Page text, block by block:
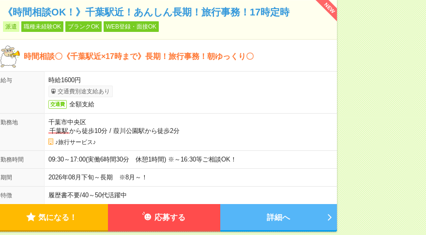
NEW
《時間相談OK！》千葉駅近！あんしん長期！旅行事務！17時定時
派遣 職種未経験OK ブランクOK WEB登録・面接OK
時間相談〇《千葉駅近×17時まで》長期！旅行事務！朝ゆっくり〇
給与 時給1600円
交通費別途支給あり
交通費 全額支給
勤務地
千葉市中央区
千葉駅から徒歩10分/ 葭川公園駅から徒歩2分
♪旅行サービス♪
勤務時間 09:30～17:00(実働6時間30分 休憩1時間) ※～16:30等ご相談OK！
期間 2026年08月下旬～長期 ※8月～！
特徴 履歴書不要/40～50代活躍中
気になる！ 応募する 詳細へ